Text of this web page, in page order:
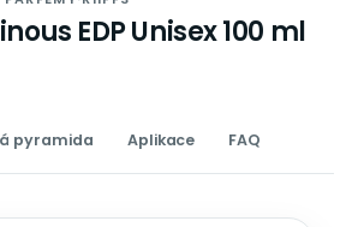
EDP Unisex 100 ml
pyramida Aplikace FAQ